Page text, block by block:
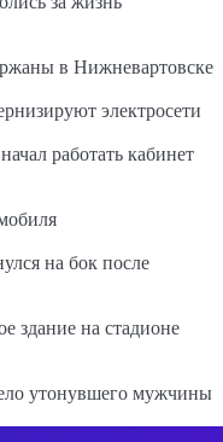
в Нижневартовске
электросети
работать кабинет
на бок после
здание на стадионе
утонувшего мужчины